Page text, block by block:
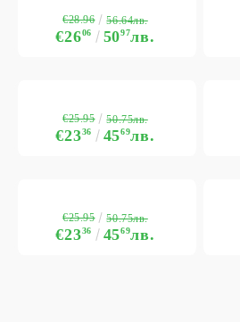
€2606 5097лв.
€28.96 56.64лв.
€2336 4569лв.
€25.95 50.75лв.
€2336 4569лв.
€25.95 50.75лв.